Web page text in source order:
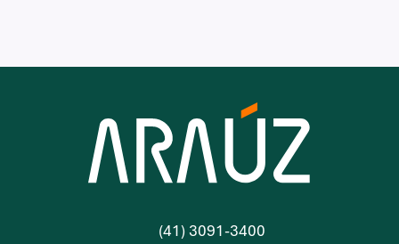
(41) 3091-3400